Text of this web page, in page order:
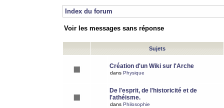
Index du forum
Voir les messages sans réponse
Sujets
Création d'un Wiki sur l'Arche
dans Physique
De l'esprit, de l'historicité et de
l'athéisme.
dans Philosophie